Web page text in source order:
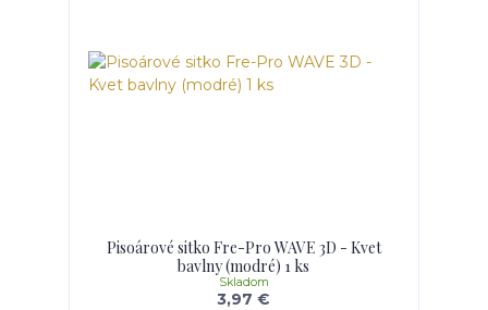
Pisoárové sitko Fre-Pro WAVE 3D - Kvet
bavlny (modré) 1 ks
3,97 €
Skladom